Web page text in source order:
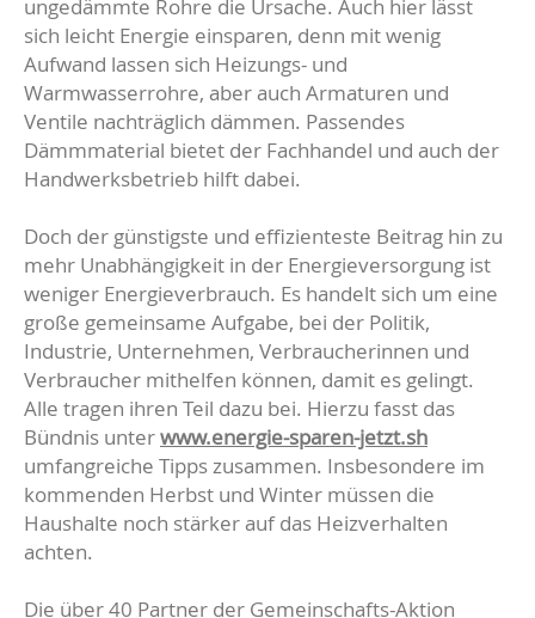
ungedämmte Rohre die Ursache. Auch hier lässt
sich leicht Energie einsparen, denn mit wenig
Aufwand lassen sich Heizungs- und
Warmwasserrohre, aber auch Armaturen und
Ventile nachträglich dämmen. Passendes
Dämmmaterial bietet der Fachhandel und auch der
Handwerksbetrieb hilft dabei.
Doch der günstigste und effizienteste Beitrag hin zu
mehr Unabhängigkeit in der Energieversorgung ist
weniger Energieverbrauch. Es handelt sich um eine
große gemeinsame Aufgabe, bei der Politik,
Industrie, Unternehmen, Verbraucherinnen und
Verbraucher mithelfen können, damit es gelingt.
Alle tragen ihren Teil dazu bei. Hierzu fasst das
Bündnis unterwww.energie-sparen-jetzt.sh
umfangreiche Tipps zusammen. Insbesondere im
kommenden Herbst und Winter müssen die
Haushalte noch stärker auf das Heizverhalten
achten.
Die über 40 Partner der Gemeinschafts-Aktion